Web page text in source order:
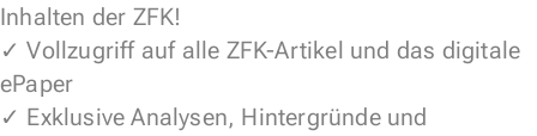
Inhalten der ZFK!
✓ Vollzugriff auf alle ZFK-Artikel und das digitale
ePaper
✓ Exklusive Analysen, Hintergründe und